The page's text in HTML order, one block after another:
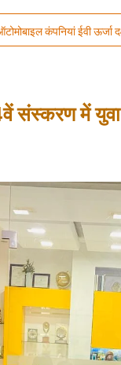
ईवी ऊर्जा दक्षता में
संस्करण में